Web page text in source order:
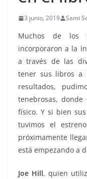
3 junio, 2019 Sami
Muchos de los
incorporaron a la
a través de las
tener sus libros a
resultados,
tenebrosas,
físico. Y si bien
tuvimos el
próximamente
está empezando a
Joe Hill, quien